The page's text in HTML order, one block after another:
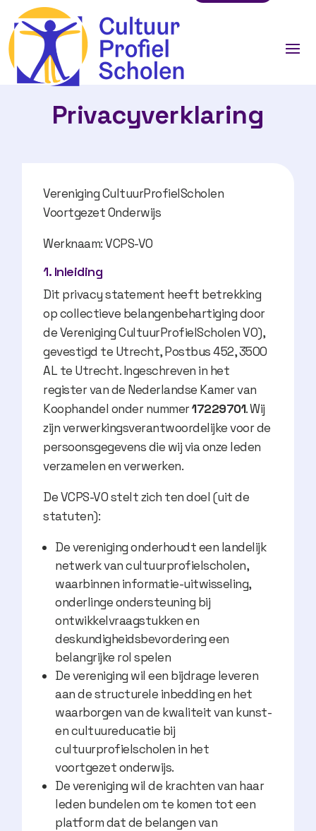
Privacyverklaring
Vereniging CultuurProfielScholen
Voortgezet Onderwijs
Werknaam: VCPS-VO
1. Inleiding
Dit privacy statement heeft betrekking
op collectieve belangenbehartiging door
de Vereniging CultuurProfielScholen VO),
gevestigd te Utrecht, Postbus 452, 3500
AL te Utrecht. Ingeschreven in het
register van de Nederlandse Kamer van
Koophandel onder nummer17229701. Wij
zijn verwerkingsverantwoordelijke voor de
persoonsgegevens die wij via onze leden
verzamelen en verwerken.
De VCPS-VO stelt zich ten doel (uit de
statuten):
De vereniging onderhoudt een landelijk
netwerk van cultuurprofielscholen,
waarbinnen informatie-uitwisseling,
onderlinge ondersteuning bij
ontwikkelvraagstukken en
deskundigheidsbevordering een
belangrijke rol spelen
De vereniging wil een bijdrage leveren
aan de structurele inbedding en het
waarborgen van de kwaliteit van kunst-
en cultuureducatie bij
cultuurprofielscholen in het
voortgezet onderwijs.
De vereniging wil de krachten van haar
leden bundelen om te komen tot een
platform dat de belangen van